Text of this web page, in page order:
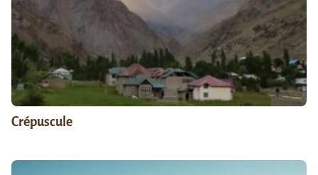
Crépuscule